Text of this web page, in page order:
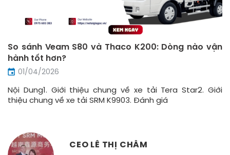
So sánh Veam S80 và Thaco K200: Dòng nào vận
hành tốt hơn?
01/04/2026
Nội Dung1. Giới thiệu chung về xe tải Tera Star2. Giới
thiệu chung về xe tải SRM K9903. Đánh giá
CEO LÊ THỊ CHÂM